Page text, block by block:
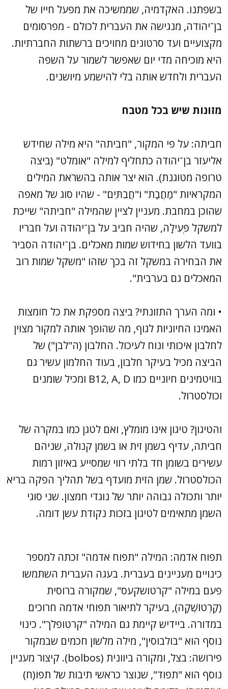
בשפתנו. האקדמיה, שממשיכה את מפעל חייו של
בן־יהודה, מנגישה את העברית לכולם - מפרסומים
מקצועיים ועד סרטונים מחויכים ברשתות החברתיות.
היא מוכיחה מדי יום שאפשר לשמור על השפה
העברית ולחדש אותה בלי להישמע מיושנים.
מזונות שיש בכל מטבח
חביתה: על פי המקור, "חביתה" היא מילה שחידש
אליעזר בן־יהודה כתחליף למילה "אומלט" (ביצה
טרופה מטוגנת). הוא יצר אותה בהשראת המילים
המקראיות "מַחֲבַת" ו"חֲבִתִּים" - שהיו סוג של מאפה
שהוכן במחבת. מעניין לציין שהמילה "חביתה" שייכת
למשקל פְּעִילָה, שהיה חביב על בן־יהודה ועל חבריו
בוועד הלשון בחידוש שמות מאכלים. בן־יהודה הסביר
את הבחירה במשקל זה בכך שזהו "משקל שמות רוב
המאכלים גם בערבית".
• ומה הערך התזונתי? ביצה מספקת את כל חומצות
האמינו החיוניות לגוף, מה שהופך אותה למקור מצוין
לחלבון איכותי ונוח לעיכול. החלבון (ה"לבן") של
הביצה מכיל בעיקר חלבון, בעוד החלמון עשיר גם
בוויטמינים חיוניים כמו B12, A, D ומכיל שומנים
וכולסטרול.
והטיגון? טיגון אינו מומלץ, ואם לטגן כמו במקרה של
חביתה, עדיף בשמן זית או בשמן קנולה, שניהם
עשירים בשומן חד בלתי רווי שמסייע באיזון רמות
הכולסטרול. שמן הזית מועדף בשל תהליך הפקה בריא
יותר ותכולה גבוהה יותר של נוגדי חמצון. שני סוגי
השמן מתאימים לטיגון בזכות נקודת עשן דומה.
תפוח אדמה: המילה "תפוח אדמה" זכתה למספר
כינויים מעניינים בעברית. בעגה העברית השתמשו
פעם במילה "קרטושקעס", שמקורה ברוסית
(קַרְטוֹשְׁקָה), בעיקר לתיאור תפוחי אדמה חרוכים
במדורה. ביידיש קיימת גם המילה "קרטופלך". כינוי
נוסף הוא "בולבוסין", מילה מלשון חכמים שבמקור
פירושה: בצל, ומקורה ביוונית (bolbos). קיצור מעניין
נוסף הוא "תפוד", שנוצר כראשי תיבות של תפו(ח)